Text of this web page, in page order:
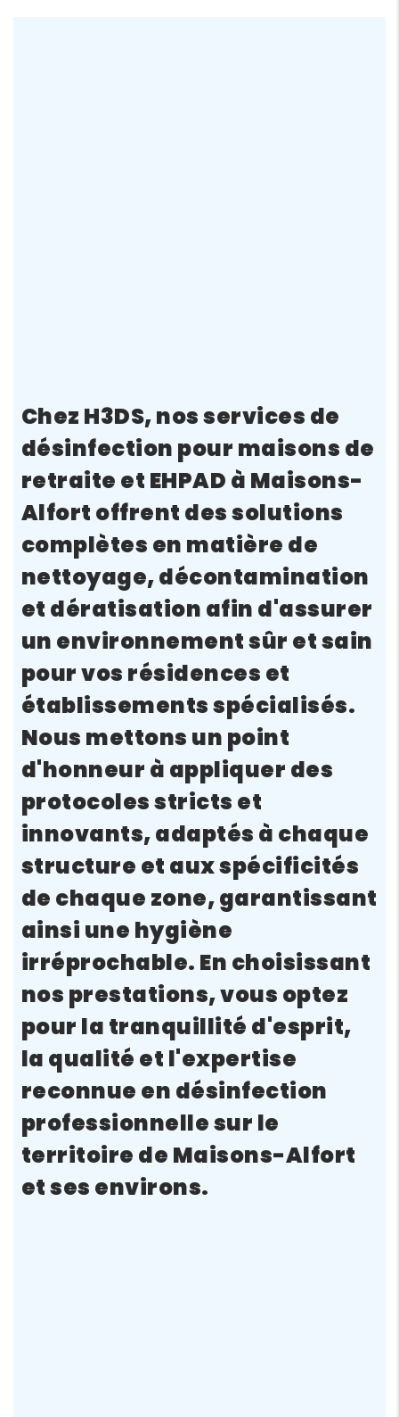
Chez H3DS, nos services de
désinfection pour maisons de
retraite et EHPAD à Maisons-
Alfort offrent des solutions
complètes en matière de
nettoyage, décontamination
et dératisation afin d'assurer
un environnement sûr et sain
pour vos résidences et
établissements spécialisés.
Nous mettons un point
d'honneur à appliquer des
protocoles stricts et
innovants, adaptés à chaque
structure et aux spécificités
de chaque zone, garantissant
ainsi une hygiène
irréprochable. En choisissant
nos prestations, vous optez
pour la tranquillité d'esprit,
la qualité et l'expertise
reconnue en désinfection
professionnelle sur le
territoire de Maisons-Alfort
et ses environs.